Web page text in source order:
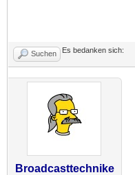
Suchen Es bedanken sich:
Broadcasttechnike